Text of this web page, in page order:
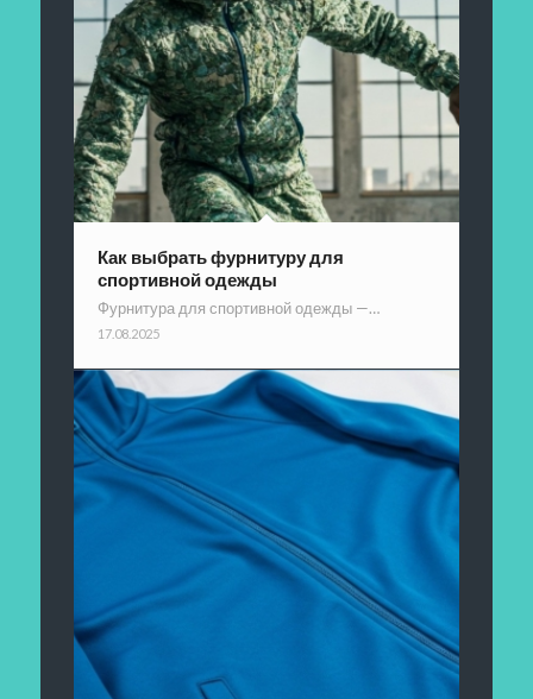
Как выбрать фурнитуру для
спортивной одежды
Фурнитура для спортивной одежды —…
17.08.2025